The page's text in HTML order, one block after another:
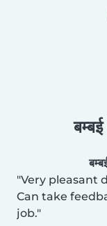
Very pleasant
Can take
job.